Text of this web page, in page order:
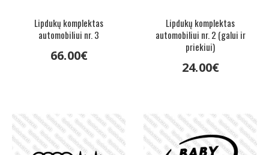
Lipdukų komplektas
automobiliui nr. 3
66.00€
Lipdukų komplektas
automobiliui nr. 2 (galui ir
priekiui)
24.00€